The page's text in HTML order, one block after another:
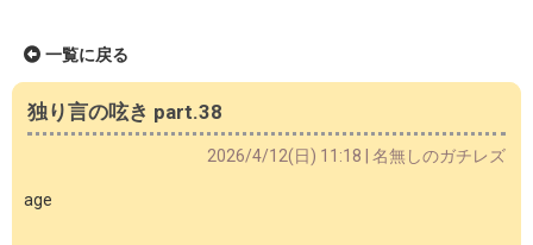
一覧に戻る
独り言の呟き part.38
2026/4/12(日) 11:18 | 名無しのガチレズ
age